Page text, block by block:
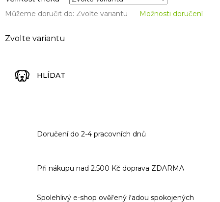
Zvolte variantu
Můžeme doručit do: Zvolte variantu Možnosti doručení
HLÍDAT
Doručení do 2-4 pracovních dnů
Při nákupu nad 2.500 Kč doprava ZDARMA
Spolehlivý e-shop ověřený řadou spokojených